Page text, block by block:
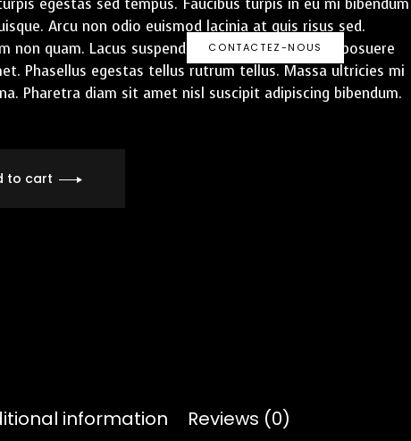
CONTACTEZ-NOUS
egestas sed tempus. Faucibus turpis in eu mi bibendum
Arcu non odio euismod lacinia at quis risus sed.
non quam. Lacus suspendisse faucibus interdum posuere
Phasellus egestas tellus rutrum tellus. Massa ultricies mi
Pharetra diam sit amet nisl suscipit adipiscing bibendum.
to cart
information Reviews (0)